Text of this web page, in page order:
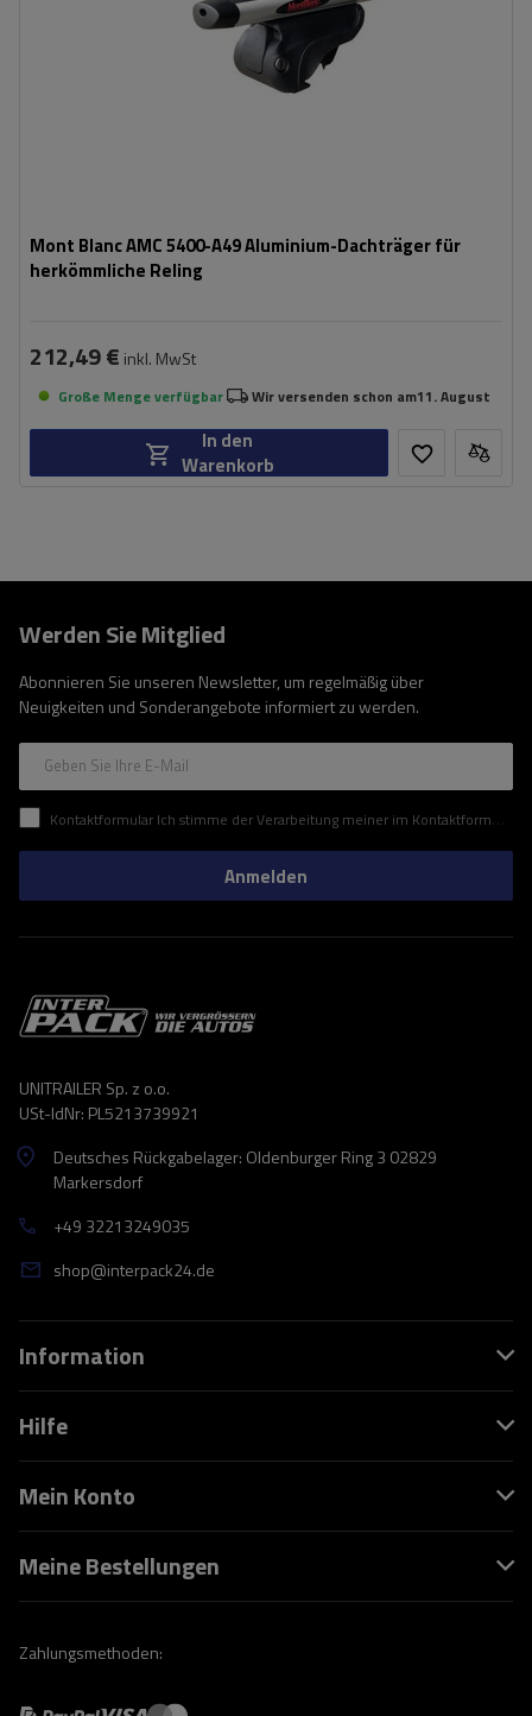
Mont Blanc AMC 5400-A49 Aluminium-Dachträger für
herkömmliche Reling
212,49 € inkl. MwSt
Große Menge verfügbar Wir versenden schon am11. August
In den
Warenkorb
Werden Sie Mitglied
Abonnieren Sie unseren Newsletter, um regelmäßig über
Neuigkeiten und Sonderangebote informiert zu werden.
Geben Sie Ihre E-Mail
Kontaktformular Ich stimme der Verarbeitung meiner im Kontaktformular enthaltenen personenbezogenen Daten gemäß der Verordnung (EU) des Europäischen Parlaments und des Rates zu.
Anmelden
UNITRAILER Sp. z o.o.
USt-IdNr: PL5213739921
Deutsches Rückgabelager: Oldenburger Ring 3 02829
Markersdorf
+49 32213249035
shop@interpack24.de
Information
Hilfe
Mein Konto
Meine Bestellungen
Zahlungsmethoden: